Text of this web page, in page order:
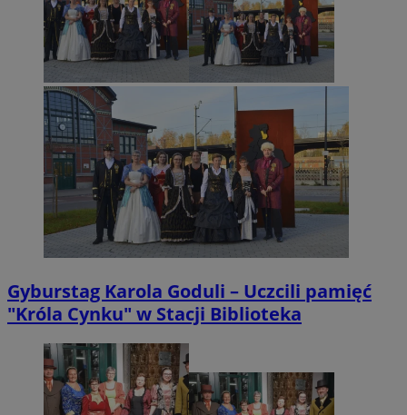
Gyburstag Karola Goduli – Uczcili pamięć
"Króla Cynku" w Stacji Biblioteka